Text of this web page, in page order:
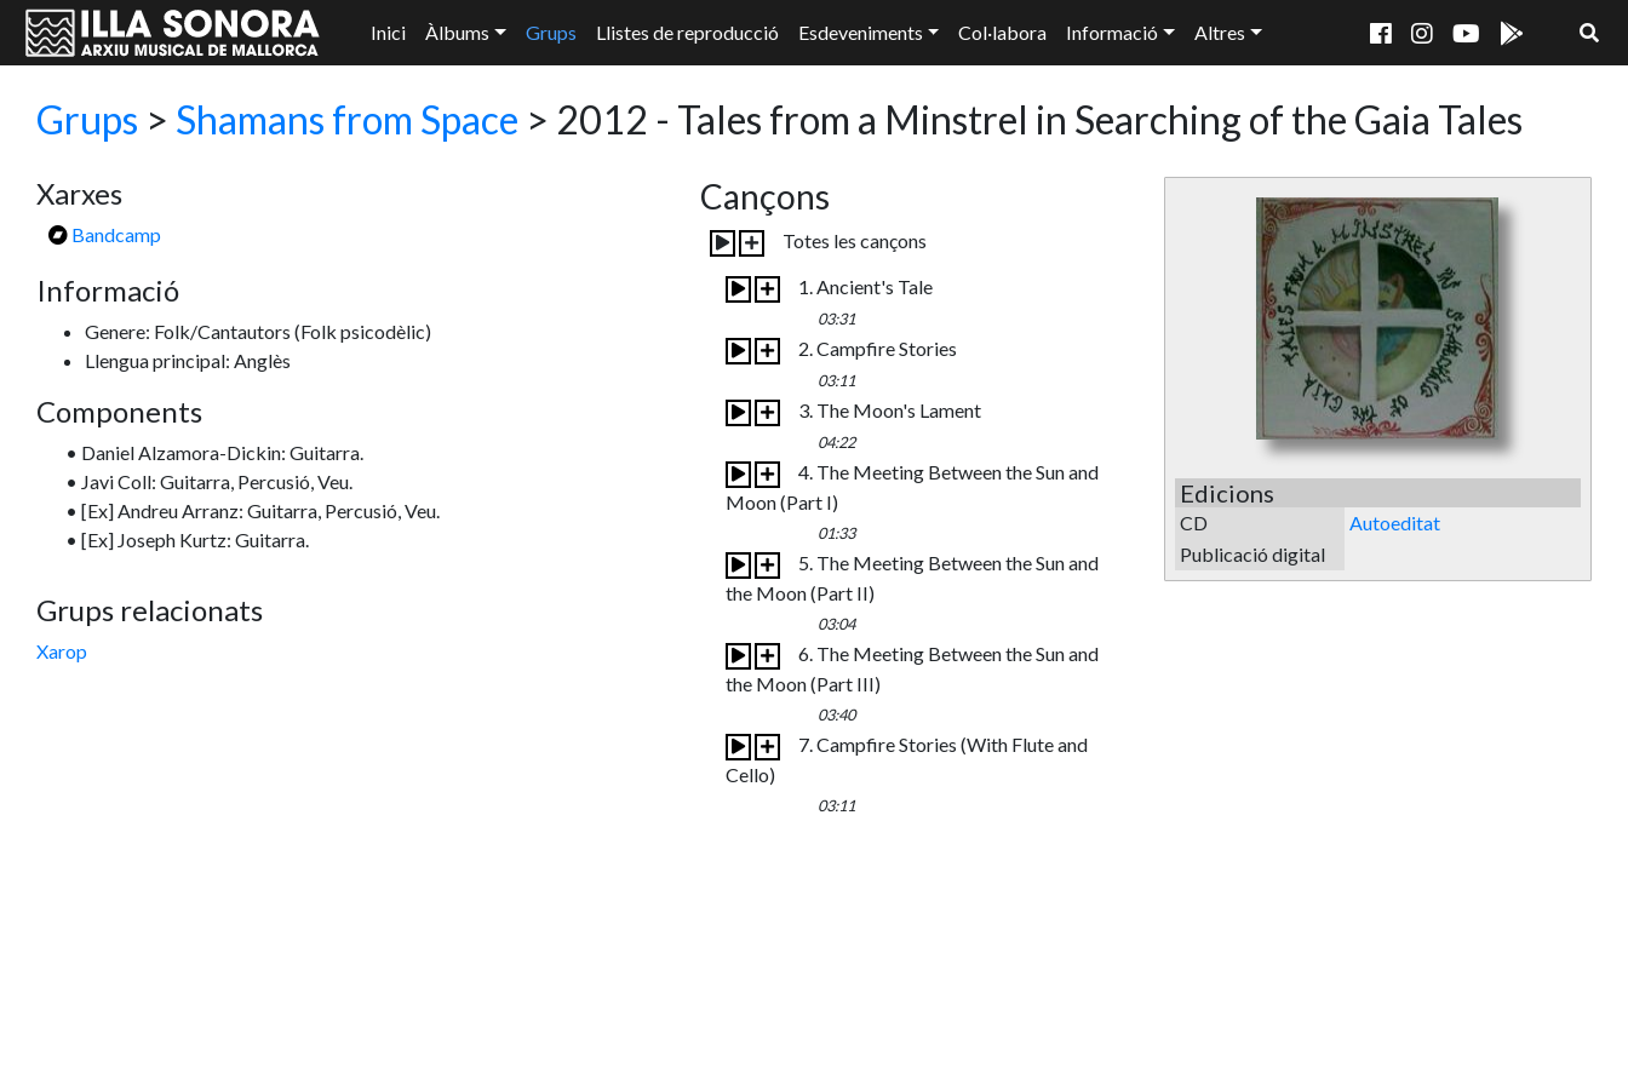
Inici Àlbums Grups Llistes de reproducció Esdeveniments Col·labora Informació Altres
Grups > Shamans from Space > 2012 - Tales from a Minstrel in Searching of the Gaia Tales
Xarxes
Bandcamp
Informació
Genere: Folk/Cantautors (Folk psicodèlic)
Llengua principal: Anglès
Components
• Daniel Alzamora-Dickin: Guitarra.
• Javi Coll: Guitarra, Percusió, Veu.
• [Ex] Andreu Arranz: Guitarra, Percusió, Veu.
• [Ex] Joseph Kurtz: Guitarra.
Grups relacionats
Xarop
Cançons
Totes les cançons
1. Ancient's Tale
03:31
2. Campfire Stories
03:11
3. The Moon's Lament
04:22
4. The Meeting Between the Sun and
Moon (Part I)
01:33
5. The Meeting Between the Sun and
the Moon (Part II)
03:04
6. The Meeting Between the Sun and
the Moon (Part III)
03:40
7. Campfire Stories (With Flute and
Cello)
03:11
Edicions
CD
Autoeditat
Publicació digital